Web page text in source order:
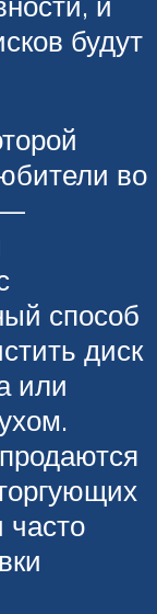
будут
во
—
способ
диск
или